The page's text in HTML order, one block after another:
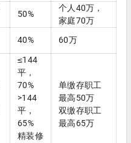
50%
个人40万，
家庭70万
40% 60万
≤144
平，
70%
>144
平，
65%
精装修
单缴存职工
最高50万
双缴存职工
最高65万